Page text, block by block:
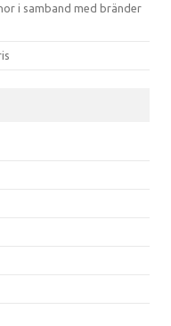
i samband med bränder